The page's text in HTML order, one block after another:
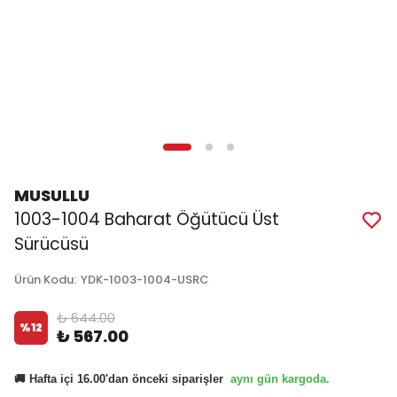
MUSULLU
1003-1004 Baharat Öğütücü Üst
Sürücüsü
Ürün Kodu: YDK-1003-1004-USRC
%12
₺ 644.00
₺ 567.00
🚚 Hafta içi 16.00'dan önceki siparişler aynı gün kargoda.